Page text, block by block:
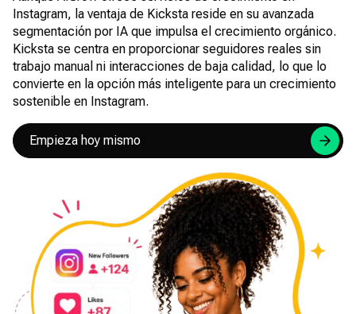
Instagram, la ventaja de Kicksta reside en su avanzada
segmentación por IA que impulsa el crecimiento orgánico.
Kicksta se centra en proporcionar seguidores reales sin
trabajo manual ni interacciones de baja calidad, lo que lo
convierte en la opción más inteligente para un crecimiento
sostenible en Instagram.
Empieza hoy mismo